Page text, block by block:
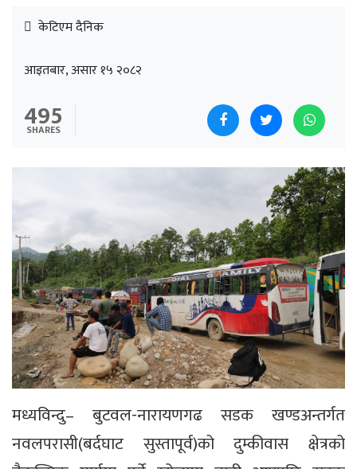
केटिएम दैनिक
आइतबार, असार १५ २०८२
495
SHARES
मध्यविन्दु– बुटवल-नारायणगढ सडक खण्डअन्तर्गत
नवलपरासी(बर्दघाट सुस्तापूर्व)को दुम्कीवास क्षेत्रको